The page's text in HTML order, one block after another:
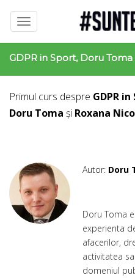
GDPR in Sport, Doru
Primul curs despre GDPR
Doru Toma și Roxana
Autor: Doru
Doru Toma
experienta
afacerilor,
activitatea
domeniul